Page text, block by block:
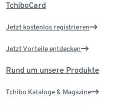
TchiboCard
Jetzt kostenlos registrieren
Jetzt Vorteile entdecken
Rund um unsere Produkte
Tchibo Kataloge & Magazine